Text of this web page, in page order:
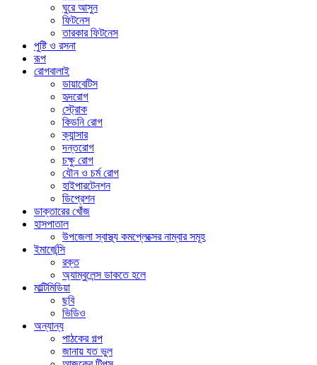
ঘুরে আসুন
ফিটনেস
তারকার ফিটনেস
পুষ্টি ও রসনা
রূপ
রোগবালাই
ডায়াবেটিস
হৃদরোগ
স্ট্রোক
কিডনি রোগ
ক্যান্সার
দন্তরোগ
চক্ষু রোগ
যৌন ও চর্ম রোগ
হাইপারটেনশন
ডিপ্রেশন
ডাক্তারের খোঁজ
হাসপাতাল
উপজেলা স্বাস্থ্য কমপ্লেক্সের নাম্বার সমূহ
ইমার্জেন্সি
রক্ত
অ্যাম্বুলেন্স ডাকতে হলে
মাল্টিমিডিয়া
ছবি
ভিডিও
অন্যান্য
পাঠকের গল্প
জানায় যত ভুল